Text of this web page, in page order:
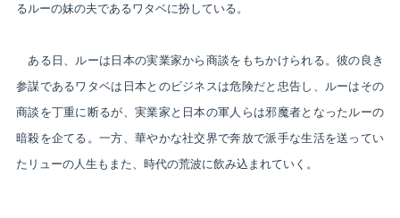
るルーの妹の夫であるワタベに扮している。
ある日、ルーは日本の実業家から商談をもちかけられる。彼の良き
参謀であるワタベは日本とのビジネスは危険だと忠告し、ルーはその
商談を丁重に断るが、実業家と日本の軍人らは邪魔者となったルーの
暗殺を企てる。一方、華やかな社交界で奔放で派手な生活を送ってい
たリューの人生もまた、時代の荒波に飲み込まれていく。